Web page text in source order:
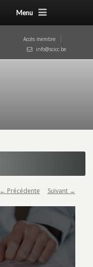
Menu
Accès membre
info@scicc.be
← Précédente Suivant →